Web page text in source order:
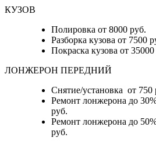
КУЗОВ
Полировка от 8000 руб.
Разборка кузова от 7500
Покраска кузова от 35000
ЛОНЖЕРОН ПЕРЕДНИЙ
Снятие/установка от 750
Ремонт лонжерона до
руб.
Ремонт лонжерона до
руб.